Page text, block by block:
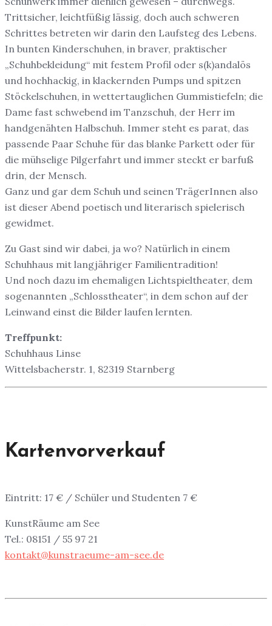
Trittsicher, leichtfüßig lässig, doch auch schweren
Schrittes betreten wir darin den Laufsteg des Lebens.
In bunten Kinderschuhen, in braver, praktischer
„Schuhbekleidung“ mit festem Profil oder s(k)andalös
und hochhackig, in klackernden Pumps und spitzen
Stöckelschuhen, in wettertauglichen Gummistiefeln; die
Dame fast schwebend im Tanzschuh, der Herr im
handgenähten Halbschuh. Immer steht es parat, das
passende Paar Schuhe für das blanke Parkett oder für
die mühselige Pilgerfahrt und immer steckt er barfuß
drin, der Mensch.
Ganz und gar dem Schuh und seinen TrägerInnen also
ist dieser Abend poetisch und literarisch spielerisch
gewidmet.
Zu Gast sind wir dabei, ja wo? Natürlich in einem
Schuhhaus mit langjähriger Familientradition!
Und noch dazu im ehemaligen Lichtspieltheater, dem
sogenannten „Schlosstheater“, in dem schon auf der
Leinwand einst die Bilder laufen lernten.
Treffpunkt:
Schuhhaus Linse
Wittelsbacherstr. 1, 82319 Starnberg
Kartenvorverkauf
Eintritt: 17 € / Schüler und Studenten 7 €
KunstRäume am See
Tel.: 08151 / 55 97 21
kontakt@kunstraeume-am-see.de